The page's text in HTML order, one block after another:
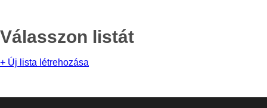
Válasszon listát
+ Új lista létrehozása